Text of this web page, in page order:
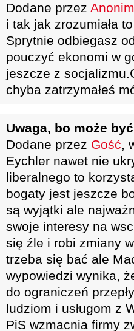
Dodane przez Anonim
i tak jak zrozumiała
Sprytnie odbiegasz
pouczyć ekonomi w
jeszcze z
chyba zatrzymałeś
Uwaga, bo może
Dodane przez Gość,
Eychler nawet nie
liberalnego to
bogaty jest jeszcze
są wyjątki ale
swoje interesy na
się źle i robi zmiany
trzeba się bać ale
wypowiedzi wynika,
do ograniczeń
ludziom i usługom z
PiS wzmacnia firmy